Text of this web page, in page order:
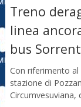
Treno
linea
bus
Con riferimento
stazione di